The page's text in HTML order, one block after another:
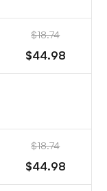
$18.74
$44.98
$18.74
$44.98